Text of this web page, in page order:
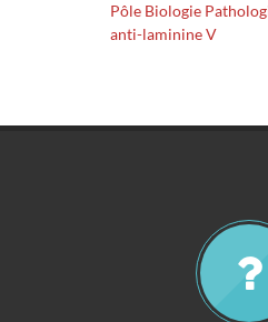
Pôle Biologie
anti-laminine V